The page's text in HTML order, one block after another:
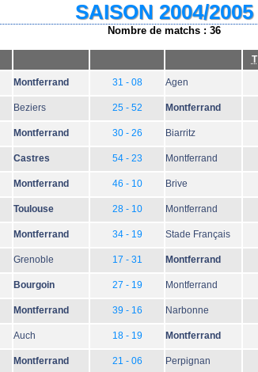
SAISON 2004/2005
Nombre de matchs : 36
T
Montferrand 31 - 08 Agen
Beziers 25 - 52 Montferrand
Montferrand 30 - 26 Biarritz
Castres 54 - 23 Montferrand
Montferrand 46 - 10 Brive
Toulouse 28 - 10 Montferrand
Montferrand 34 - 19 Stade Français
Grenoble 17 - 31 Montferrand
Bourgoin 27 - 19 Montferrand
Montferrand 39 - 16 Narbonne
Auch 18 - 19 Montferrand
Montferrand 21 - 06 Perpignan